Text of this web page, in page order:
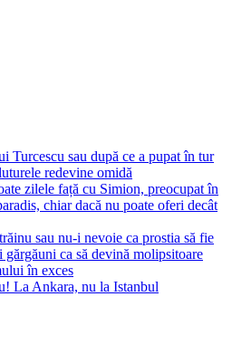
Turcescu sau după ce a pupat în tur
redevine omidă
zilele față cu Simion, preocupat în
chiar dacă nu poate oferi decât
sau nu-i nevoie ca prostia să fie
gărgăuni ca să devină molipsitoare
în exces
La Ankara, nu la Istanbul